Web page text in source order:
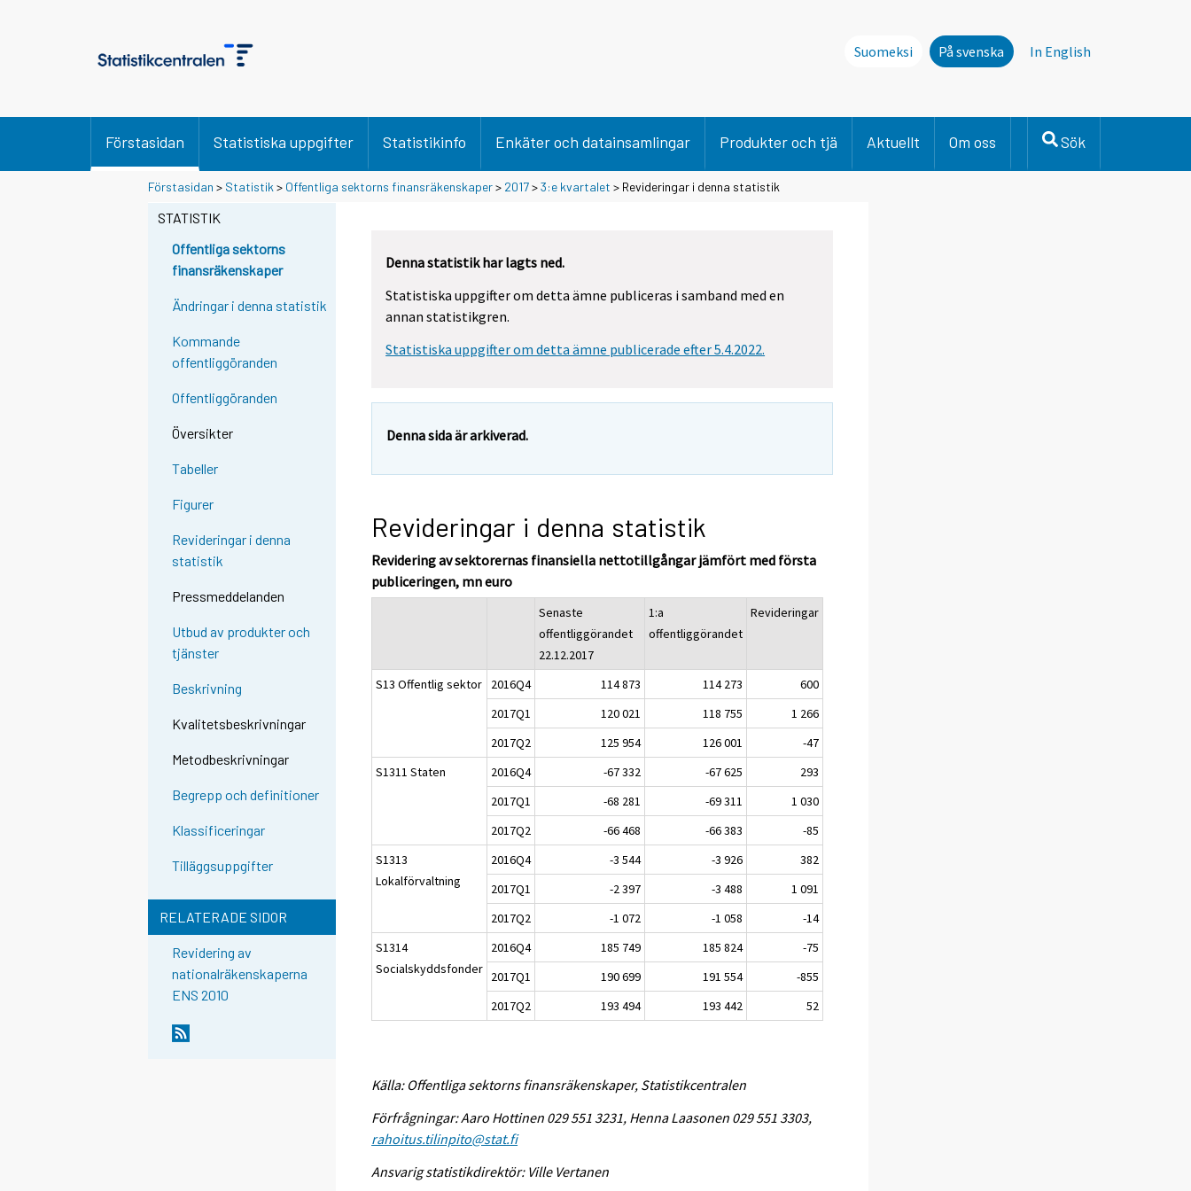
Suomeksi På svenska In English
Förstasidan Statistiska uppgifter Statistikinfo Enkäter och datainsamlingar Produkter och tjä Aktuellt Om oss Sök
Förstasidan > Statistik > Offentliga sektorns finansräkenskaper> 2017>3:e kvartalet > Revideringar i denna statistik
STATISTIK
Offentliga sektorns
finansräkenskaper
Ändringar i denna statistik
Kommande
offentliggöranden
Offentliggöranden
Översikter
Tabeller
Figurer
Revideringar i denna
statistik
Pressmeddelanden
Utbud av produkter och
tjänster
Beskrivning
Kvalitetsbeskrivningar
Metodbeskrivningar
Begrepp och definitioner
Klassificeringar
Tilläggsuppgifter
RELATERADE SIDOR
Revidering av
nationalräkenskaperna
ENS 2010
Denna statistik har lagts ned.
Statistiska uppgifter om detta ämne publiceras i samband med en
annan statistikgren.
Statistiska uppgifter om detta ämne publicerade efter 5.4.2022.
Denna sida är arkiverad.
Revideringar i denna statistik
Revidering av sektorernas finansiella nettotillgångar jämfört med första
publiceringen, mn euro
Senaste
offentliggörandet
22.12.2017
1:a
offentliggörandet
Revideringar
S13 Offentlig sektor 2016Q4 114 873 114 273
600
2017Q1
120 021 118 755
1 266
2017Q2
125 954 126 001
-47
S1311 Staten
2016Q4 -67 332 -67 625
293
2017Q1
-68 281 -69 311
1 030
2017Q2
-66 468 -66 383
-85
S1313
Lokalförvaltning
2016Q4 -3 544 -3 926
382
2017Q1
-2 397 -3 488
1 091
2017Q2
-1 072 -1 058
-14
S1314
Socialskyddsfonder
2016Q4 185 749 185 824
-75
2017Q1
190 699 191 554
-855
2017Q2
193 494 193 442 52
Källa: Offentliga sektorns finansräkenskaper, Statistikcentralen
Förfrågningar: Aaro Hottinen 029 551 3231, Henna Laasonen 029 551 3303,
rahoitus.tilinpito@stat.fi
Ansvarig statistikdirektör: Ville Vertanen